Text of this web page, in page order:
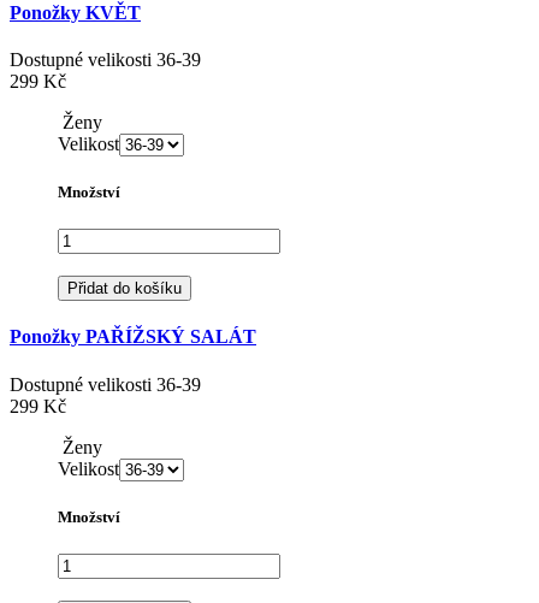
Ponožky KVĚT
Dostupné velikosti 36-39
299 Kč
Ženy
Velikost
Množství
Přidat do košíku
Ponožky PAŘÍŽSKÝ SALÁT
Dostupné velikosti 36-39
299 Kč
Ženy
Velikost
Množství